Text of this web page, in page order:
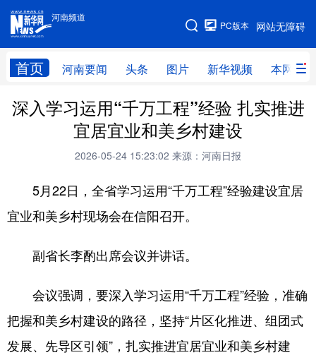
河南频道
网站无障碍
PC版本
首页 河南要闻 头条 图片 新华视频 本网原创
河南频道
网站地图
频道首页 河南要闻 头条
本网原创 新华访谈
新华社记者看河南 领导活动报道集
廉政 人事 新华视频
专题 网群推广
乡村振兴 工业能源
文旅新探 豫股百家
深入学习运用“千万工程”经验 扎实推进
宜居宜业和美乡村建设
2026-05-24 15:23:02 来源：河南日报
5月22日，全省学习运用“千万工程”经验建设宜居
宜业和美乡村现场会在信阳召开。
副省长李酌出席会议并讲话。
会议强调，要深入学习运用“千万工程”经验，准确
把握和美乡村建设的路径，坚持“片区化推进、组团式
发展、先导区引领”，扎实推进宜居宜业和美乡村建